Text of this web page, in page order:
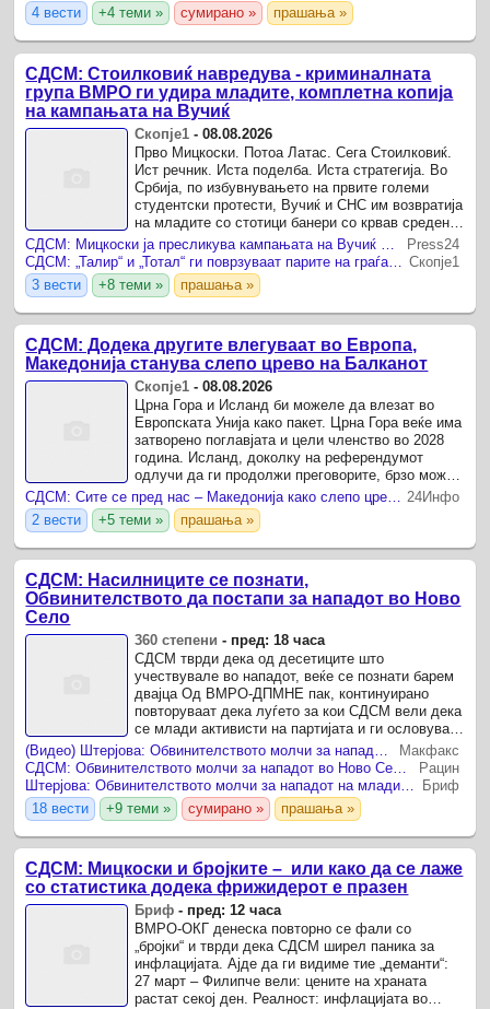
4 вести
+4 теми » сумирано » прашања »
СДСМ: Стоилковиќ навредува - криминалната
група ВМРО ги удира младите, комплетна копија
на кампањата на Вучиќ
Скопје1 -08.08.2026
Прво Мицкоски. Потоа Латас. Сега Стоилковиќ.
Ист речник. Иста поделба. Иста стратегија. Во
Србија, по избувнувањето на првите големи
студентски протести, Вучиќ и СНС им возвратија
на младите со стотици банери со крвав среден
прст поставени низ целата земја, велат од
СДСМ.
Press24
Скопје1
3 вести
+8 теми » прашања »
СДСМ: Додека другите влегуваат во Европа,
Македонија станува слепо црево на Балканот
Скопје1 -08.08.2026
Црна Гора и Исланд би можеле да влезат во
Европската Унија како пакет. Црна Гора веќе има
затворено поглавјата и цели членство во 2028
година. Исланд, доколку на референдумот
одлучи да ги продолжи преговорите, брзо може
да ја стигне. Албанија напредува. Молдавија
напредува.
24Инфо
2 вести
+5 теми » прашања »
СДСМ: Насилниците се познати,
Обвинителството да постапи за нападот во Ново
Село
360 степени - пред: 18 часа
СДСМ тврди дека од десетиците што
учествувале во нападот, веќе се познати барем
двајца Од ВМРО-ДПМНЕ пак, континуирано
повторуваат дека луѓето за кои СДСМ вели дека
се млади активисти на партијата и ги ословува
како „децата“, се всушност условно осудени за
насилство и за ...
Макфакс
Рацин
Бриф
18 вести
+9 теми » сумирано » прашања »
СДСМ: Мицкоски и бројките – или како да се лаже
со статистика додека фрижидерот е празен
Бриф - пред: 12 часа
ВМРО-ОКГ денеска повторно се фали со
„бројки“ и тврди дека СДСМ ширел паника за
инфлацијата. Ајде да ги видиме тие „деманти“:
27 март – Филипче вели: цените на храната
растат секој ден. Реалност: инфлацијата во